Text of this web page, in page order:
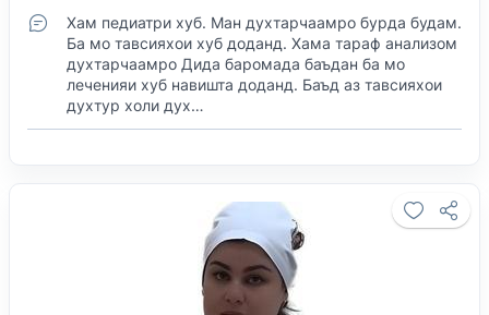
Хам педиатри хуб. Ман духтарчаамро бурда будам.
Ба мо тавсияхои хуб доданд. Хама тараф анализом
духтарчаамро Дида баромада баъдан ба мо
леченияи хуб навишта доданд. Баъд аз тавсияхои
духтур холи дух…